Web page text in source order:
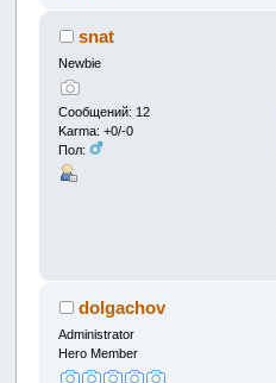
snat
Newbie
Сообщений: 12
Karma: +0/-0
Пол:
dolgachov
Administrator
Hero Member